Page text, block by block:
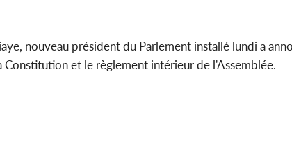
nouveau président du Parlement installé lundi a
Constitution et le règlement intérieur de l'Assemblée.